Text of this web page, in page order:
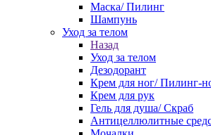
Маска/ Пилинг
Шампунь
Уход за телом
Назад
Уход за телом
Дезодорант
Крем для ног/ Пилинг-
Крем для рук
Гель для душа/ Скраб
Антицеллюлитные